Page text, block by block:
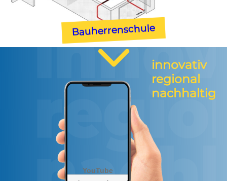
innovativ
regional
nachhaltig
Bauherrenschule